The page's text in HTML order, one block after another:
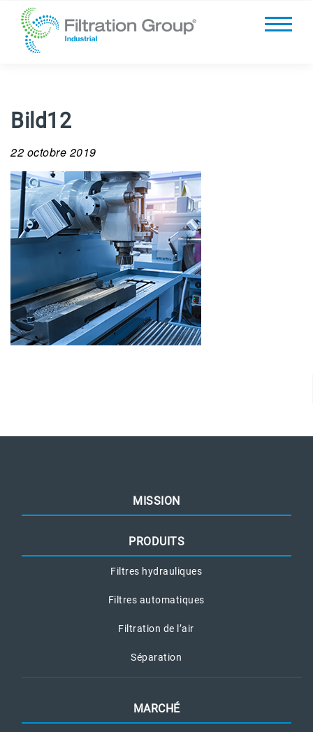
Bild12
22 octobre 2019
MISSION
PRODUITS
Filtres hydrauliques
Filtres automatiques
Filtration de l’air
Séparation
MARCHÉ